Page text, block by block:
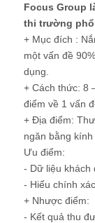
Focus Group
thi trường
+ Mục đích :
một vấn đề
dụng.
+ Cách thức: 8
điểm về 1 vấn
+ Địa điểm:
ngăn bằng
Ưu điểm:
- Dữ liệu khách
- Hiểu chính
+ Nhược điểm:
- Kết quả thu